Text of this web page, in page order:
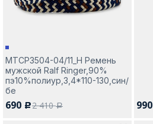
MTCP3504-04/11_Н Ремень
мужской Ralf Ringer,90%
пэ10%полиур,3,4*110-130,син/
бе
690 c2 410a 990